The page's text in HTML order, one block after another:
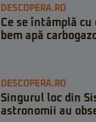
DESCOPERA.RO
Ce se întâmplă
bem apă
DESCOPERA.RO
Singurul loc din
astronomii au